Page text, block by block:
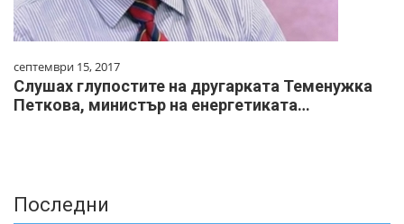
септември 15, 2017
Слушах глупостите на другарката Теменужка
Петкова, министър на енергетиката…
Последни